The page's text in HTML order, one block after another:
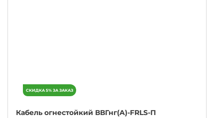
Кабель огнестойкий ВВГнг(A)-FRLS-П